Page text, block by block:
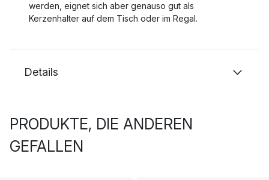
werden, eignet sich aber genauso gut als
Kerzenhalter auf dem Tisch oder im Regal.
Details
PRODUKTE, DIE ANDEREN
GEFALLEN